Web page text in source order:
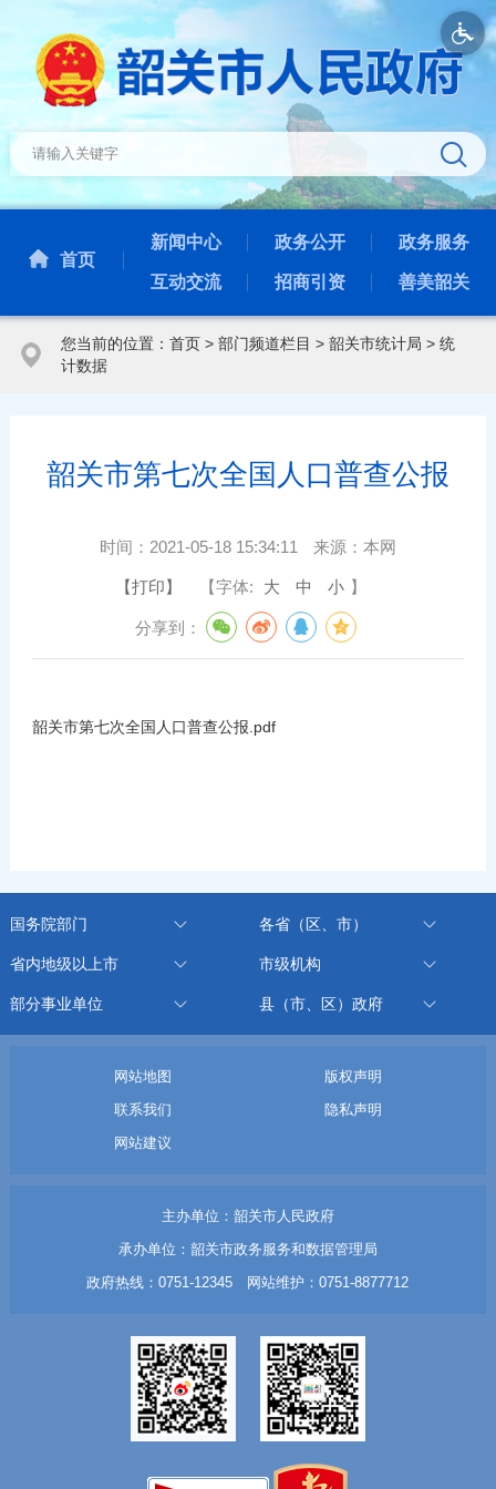
首页
新闻中心 政务公开 政务服务
互动交流 招商引资 善美韶关
您当前的位置： 首页> 部门频道栏目 > 韶关市统计局 > 统
计数据
韶关市第七次全国人口普查公报
时间： 2021-05-18 15:34:11 来源： 本网
【打印】 【字体: 大 中 小 】
分享到：
韶关市第七次全国人口普查公报.pdf
国务院部门 各省（区、市）
省内地级以上市 市级机构
部分事业单位 县（市、区）政府
网站地图
版权声明
联系我们
隐私声明
网站建议
主办单位：韶关市人民政府
承办单位：韶关市政务服务和数据管理局
政府热线：0751-12345 网站维护：0751-8877712